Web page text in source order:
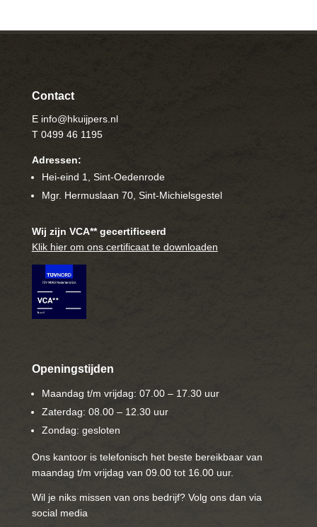
Contact
E info@hkuijpers.nl
T 0499 46 1195
Adressen:
Hei-eind 1, Sint-Oedenrode
Mgr. Hermuslaan 70, Sint-Michielsgestel
Wij zijn VCA** gecertificeerd
Klik hier om ons certificaat te downloaden
Openingstijden
Maandag t/m vrijdag: 07.00 – 17.30 uur
Zaterdag: 08.00 – 12.30 uur
Zondag: gesloten
Ons kantoor is telefonisch het beste bereikbaar van
maandag t/m vrijdag van 09.00 tot 16.00 uur.
Wil je niks missen van ons bedrijf? Volg ons dan via
social media